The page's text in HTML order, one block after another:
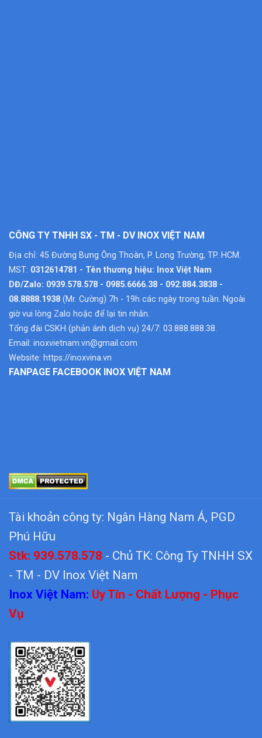
CÔNG TY TNHH SX - TM - DV INOX VIỆT NAM
Địa chỉ: 45 Đường Bưng Ông Thoàn, P. Long Trường, TP. HCM.
MST: 0312614781 - Tên thương hiệu: Inox Việt Nam
DĐ/Zalo: 0939.578.578 - 0985.6666.38 - 092.884.3838 -
08.8888.1938 (Mr. Cường) 7h - 19h các ngày trong tuần. Ngoài
giờ vui lòng Zalo hoặc để lại tin nhắn.
Tổng đài CSKH (phản ánh dịch vụ) 24/7: 03.888.888.38.
Email: inoxvietnam.vn@gmail.com
Website: https://inoxvina.vn
FANPAGE FACEBOOK INOX VIỆT NAM
Tài khoản công ty: Ngân Hàng Nam Á, PGD
Phú Hữu
Stk: 939.578.578 - Chủ TK: Công Ty TNHH SX
- TM - DV Inox Việt Nam
Inox Việt Nam: Uy Tín - Chất Lượng - Phục
Vụ